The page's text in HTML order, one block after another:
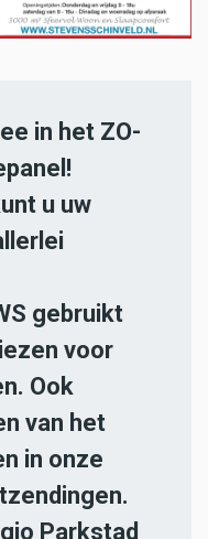
in het ZO-
u uw
gebruikt
voor
Ook
van het
in onze
Parkstad